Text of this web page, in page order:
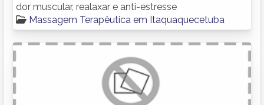
dor muscular, realaxar e anti-estresse
Massagem Terapêutica em Itaquaquecetuba